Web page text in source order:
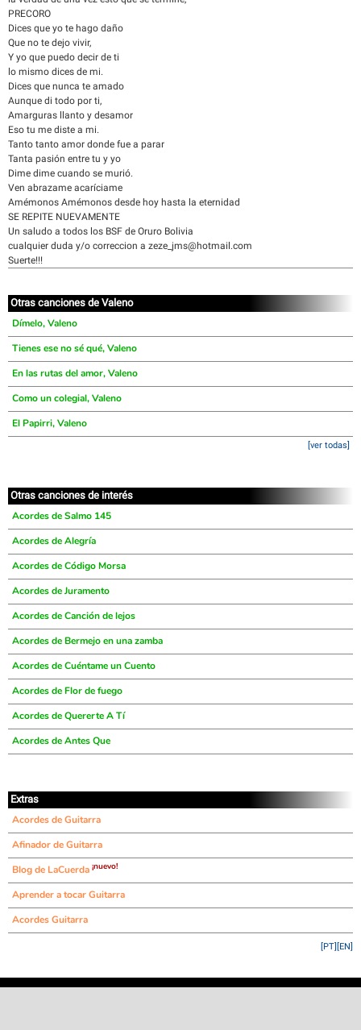
PRECORO
Dices que yo te hago daño
Que no te dejo vivir,
Y yo que puedo decir de ti
lo mismo dices de mi.
Dices que nunca te amado
Aunque di todo por ti,
Amarguras llanto y desamor
Eso tu me diste a mi.
Tanto tanto amor donde fue a parar
Tanta pasión entre tu y yo
Dime dime cuando se murió.
Ven abrazame acaríciame
Amémonos Amémonos desde hoy hasta la eternidad
SE REPITE NUEVAMENTE
Un saludo a todos los BSF de Oruro Bolivia
cualquier duda y/o correccion a zeze_jms@hotmail.com
Suerte!!!
Otras canciones de Valeno
Dímelo, Valeno
Tienes ese no sé qué, Valeno
En las rutas del amor, Valeno
Como un colegial, Valeno
El Papirri, Valeno
[ver todas]
Otras canciones de interés
Acordes de Salmo 145
Acordes de Alegría
Acordes de Código Morsa
Acordes de Juramento
Acordes de Canción de lejos
Acordes de Bermejo en una zamba
Acordes de Cuéntame un Cuento
Acordes de Flor de fuego
Acordes de Quererte A Tí
Acordes de Antes Que
Extras
Acordes de Guitarra
Afinador de Guitarra
Blog de LaCuerda ¡nuevo!
Aprender a tocar Guitarra
Acordes Guitarra
[EN]
[PT]